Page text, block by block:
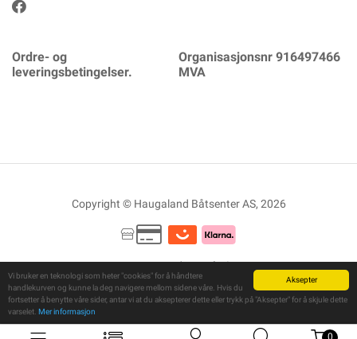
Aksepter
Vi bruker en teknologi som heter "cookies" for å håndtere
handlekurven og kunne la deg navigere mellom sidene våre. Hvis du
fortsetter å benytte våre sider, antar vi at du aksepterer dette eller trykk på "Aksepter" for å skjule dette
varselet. Mer informasjon
0
Ordre- og
leveringsbetingelser.
Organisasjonsnr 916497466
MVA
Copyright © Haugaland Båtsenter AS, 2026
Powered ByTelaris